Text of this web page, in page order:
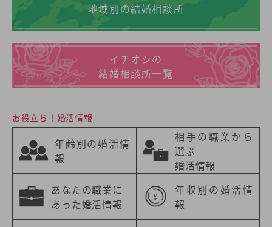
地域別の結婚相談所
イチオシの
結婚相談所一覧
お役立ち！婚活情報
年齢別の婚活情
報
相手の職業から
選ぶ
婚活情報
あなたの職業に
あった婚活情報
年収別の婚活情
報